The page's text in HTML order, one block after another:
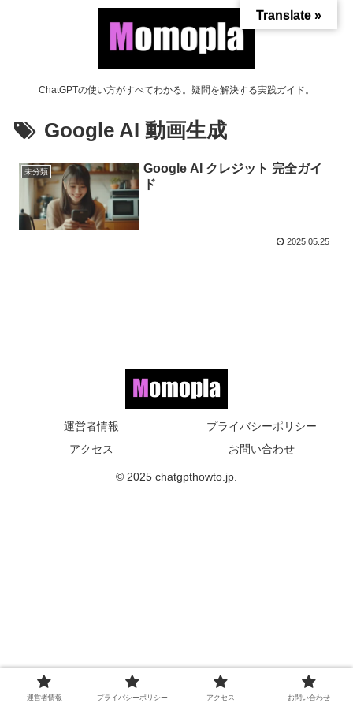
ChatGPTの使い方がすべてわかる。疑問を解決する実践ガイド。
Google AI 動画生成
未分類
Google AI クレジット 完全ガイ
ド
2025.05.25
運営者情報
プライバシーポリシー
アクセス
お問い合わせ
© 2025 chatgpthowto.jp.
運営者情報 プライバシーポリシー アクセス お問い合わせ
Translate »